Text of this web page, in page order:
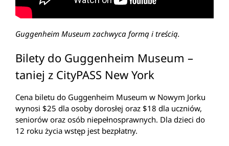
Guggenheim Museum zachwyca formą i treścią.
Bilety do Guggenheim Museum –
taniej z CityPASS New York
Cena biletu do Guggenheim Museum w Nowym Jorku
wynosi $25 dla osoby dorosłej oraz $18 dla uczniów,
seniorów oraz osób niepełnosprawnych. Dla dzieci do
12 roku życia wstęp jest bezpłatny.